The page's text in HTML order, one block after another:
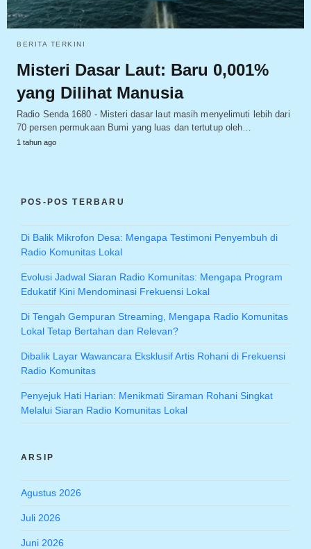
BERITA TERKINI
Misteri Dasar Laut: Baru 0,001%
yang Dilihat Manusia
Radio Senda 1680 - Misteri dasar laut masih menyelimuti lebih dari
70 persen permukaan Bumi yang luas dan tertutup oleh…
1 tahun ago
POS-POS TERBARU
Di Balik Mikrofon Desa: Mengapa Testimoni Penyembuh di
Radio Komunitas Lokal
Evolusi Jadwal Siaran Radio Komunitas: Mengapa Program
Edukatif Kini Mendominasi Frekuensi Lokal
Di Tengah Gempuran Streaming, Mengapa Radio Komunitas
Lokal Tetap Bertahan dan Relevan?
Dibalik Layar Wawancara Eksklusif Artis Rohani di Frekuensi
Radio Komunitas
Penyejuk Hati Harian: Menikmati Siraman Rohani Singkat
Melalui Siaran Radio Komunitas Lokal
ARSIP
Agustus 2026
Juli 2026
Juni 2026